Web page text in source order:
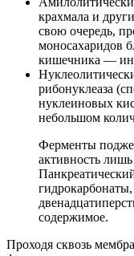
крахмала и
свою очередь,
моносахаридов
кишечника —
рибонуклеаза
нуклеиновых
небольшом
Ферменты
активность
содержимое.
Проходя сквозь